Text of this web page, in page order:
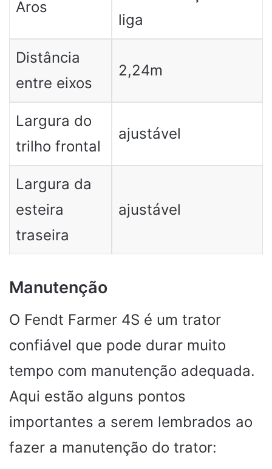
Aros
liga
Distância
entre eixos
2,24m
Largura do
trilho frontal
ajustável
Largura da
esteira
traseira
ajustável
Manutenção
O Fendt Farmer 4S é um trator
confiável que pode durar muito
tempo com manutenção adequada.
Aqui estão alguns pontos
importantes a serem lembrados ao
fazer a manutenção do trator: